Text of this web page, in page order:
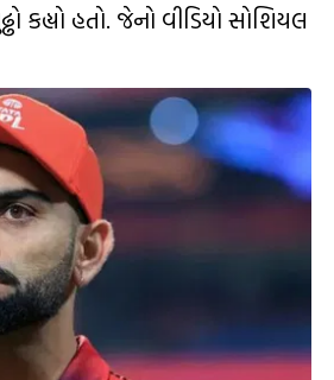
કહ્યો હતો. જેનો વીડિયો સોશિયલ